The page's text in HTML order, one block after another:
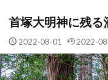
首塚大明神に残る
2022-08-01 2022-